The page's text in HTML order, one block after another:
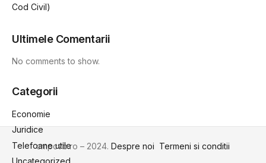
Cod Civil)
Ultimele Comentarii
No comments to show.
Categorii
Economie
Juridice
Telefoane utile
Uncategorized
cmpcvb.ro – 2024. Despre noi Termeni si conditii